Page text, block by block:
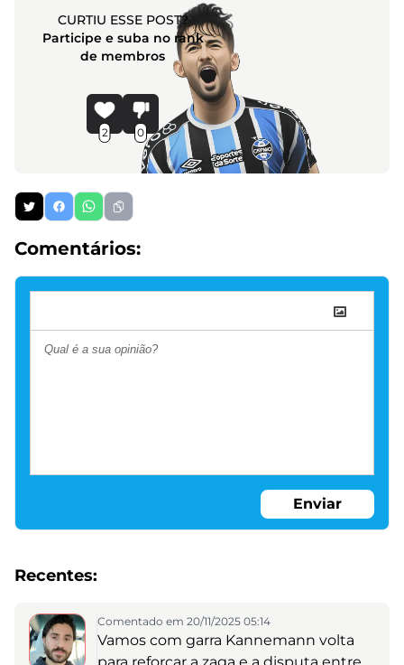
CURTIU ESSE POST?
Participe e suba no rank
de membros
2 0
Comentários:
Enviar
Recentes:
Comentado em 20/11/2025 05:14
Vamos com garra Kannemann volta